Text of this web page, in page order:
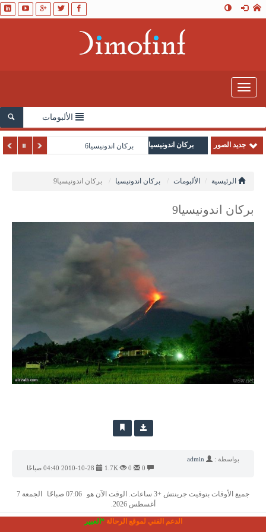
Toggle
navigation
الألبومات
جديد الصور بركان اندونيسيا بركان اندونيسيا6
الرئيسية الألبومات بركان اندونيسيا بركان اندونيسيا9
بركان اندونيسيا9
بواسطة :
admin
1.7K
جميع الأوقات بتوقيت جرينتش +3 ساعات. الوقت الآن هو 07:06 صباحًا
الجمعة 7
أغسطس 2026.
الدعم الفني لموقع الرحالة *العبير